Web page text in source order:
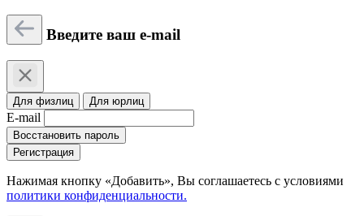
Введите ваш e-mail
Для физлиц Для юрлиц
E-mail
Восстановить пароль
Регистрация
Нажимая кнопку «Добавить», Вы соглашаетесь c условиями
политики конфиденциальности.